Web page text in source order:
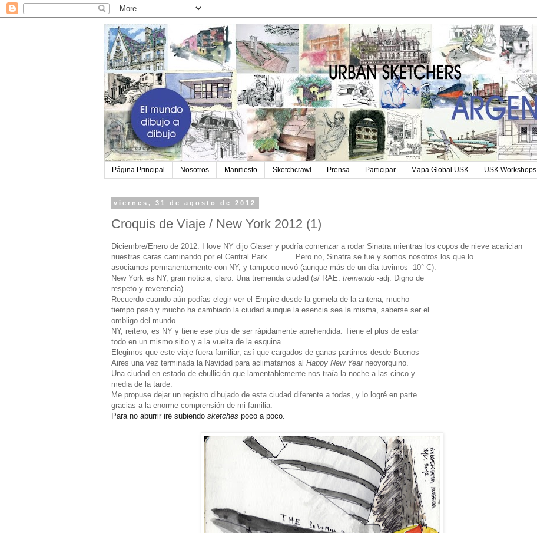
Página Principal Nosotros Manifiesto Sketchcrawl Prensa Participar Mapa Global USK USK Workshops
viernes, 31 de agosto de 2012
Croquis de Viaje / New York 2012 (1)
Diciembre/Enero de 2012. I love NY dijo Glaser y podría comenzar a rodar Sinatra mientras los copos de nieve acarician
nuestras caras caminando por el Central Park............Pero no, Sinatra se fue y somos nosotros los que lo
asociamos permanentemente con NY, y tampoco nevó (aunque más de un día tuvimos -10° C).
New York es NY, gran noticia, claro. Una tremenda ciudad (s/ RAE: tremendo -adj. Digno de
respeto y reverencia).
Recuerdo cuando aún podías elegir ver el Empire desde la gemela de la antena; mucho
tiempo pasó y mucho ha cambiado la ciudad aunque la esencia sea la misma, saberse ser el
ombligo del mundo.
NY, reitero, es NY y tiene ese plus de ser rápidamente aprehendida. Tiene el plus de estar
todo en un mismo sitio y a la vuelta de la esquina.
Elegimos que este viaje fuera familiar, así que cargados de ganas partimos desde Buenos
Aires una vez terminada la Navidad para aclimatarnos al Happy New Yearneoyorquino.
Una ciudad en estado de ebullición que lamentablemente nos traía la noche a las cinco y
media de la tarde.
Me propuse dejar un registro dibujado de esta ciudad diferente a todas, y lo logré en parte
gracias a la enorme comprensión de mi familia.
Para no aburrir iré subiendo sketches poco a poco.